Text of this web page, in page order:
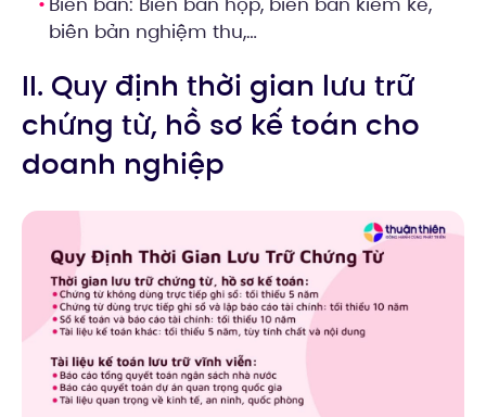
biên bản nghiệm thu,…
II. Quy định thời gian lưu trữ
chứng từ, hồ sơ kế toán cho
doanh nghiệp